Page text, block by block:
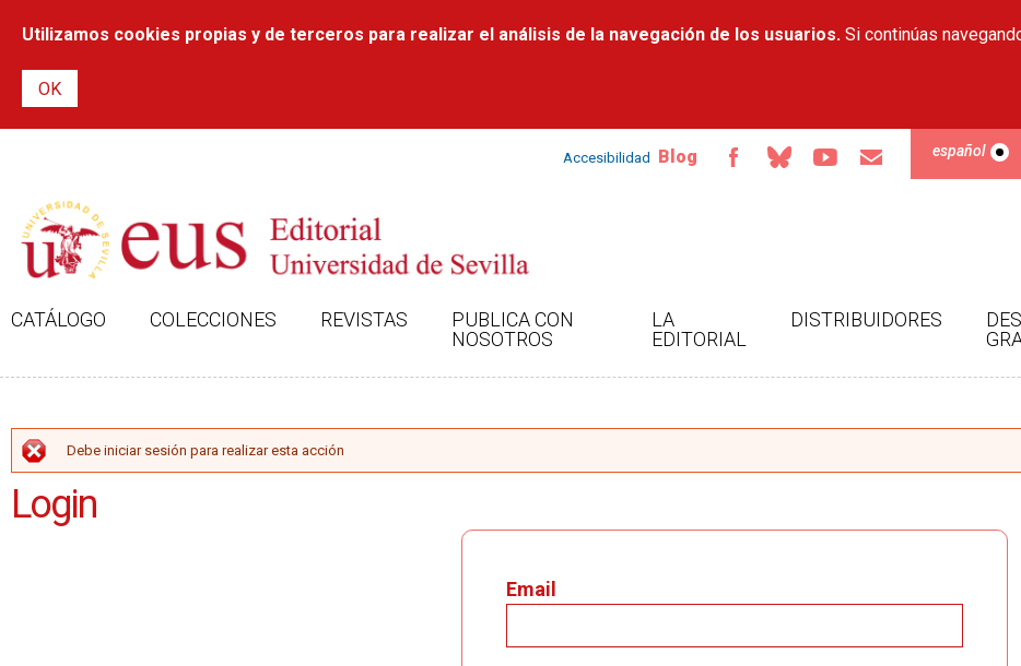
contenido
Utilizamos cookies propias y de terceros para realizar el análisis de la navegación de los usuarios. Si continúas
Accesibilidad Blog español
CATÁLOGO COLECCIONES REVISTAS
PUBLICA CON
NOSOTROS
LA
EDITORIAL
DISTRIBUIDORES
MENSAJE DE ERROR
Debe iniciar sesión para realizar esta acción
Login
Email